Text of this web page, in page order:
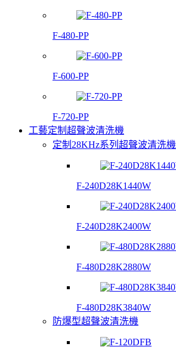
F-480-PP
F-600-PP
F-720-PP
工藝定制超聲波清洗機
定制28KHz系列超聲波清洗機
F-240D28K1440W
F-240D28K2400W
F-480D28K2880W
F-480D28K3840W
防爆型超聲波清洗機